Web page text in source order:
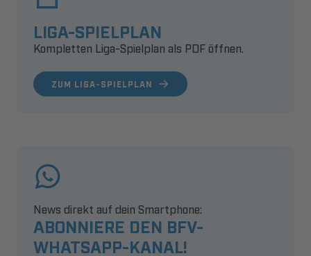
LIGA-SPIELPLAN
Kompletten Liga-Spielplan als PDF öffnen.
ZUM LIGA-SPIELPLAN
ABONNIERE DEN BFV-
WHATSAPP-KANAL!
News direkt auf dein Smartphone: